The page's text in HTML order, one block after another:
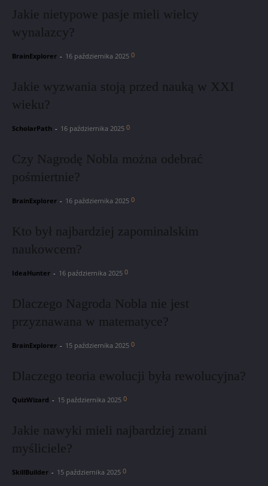
Jakie nietypowe pasje mieli wielcy
wynalazcy?
BrainExplorer - 16 października 2025 0
Jakie wyzwania stoją przed nauką w XXI
wieku?
ScholarPath - 16 października 2025 0
Czy Nagrodę Nobla można odebrać
pośmiertnie?
BrainExplorer - 16 października 2025 0
Kto był najbardziej zapominalskim
naukowcem?
IdeaHunter - 16 października 2025 0
Dlaczego Nagroda Nobla nie jest
przyznawana w matematyce?
BrainExplorer - 15 października 2025 0
Dlaczego teoria ewolucji była rewolucyjna?
QuizWizard - 15 października 2025 0
Jakie nawyki mieli najbardziej znani
myśliciele?
SkillBuilder - 15 października 2025 0